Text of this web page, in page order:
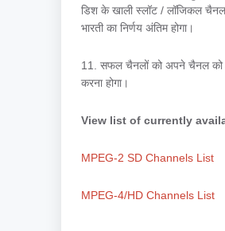
डिश के खाली स्लॉट / लॉजिकल
भारती का निर्णय अंतिम होगा।
11. सफल चैनलों को अपने चैनल को
करना होगा।
View list of currently
MPEG-2 SD Channels List
MPEG-4/HD Channels List